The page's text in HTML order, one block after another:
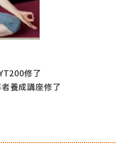
修了
養成講座修了